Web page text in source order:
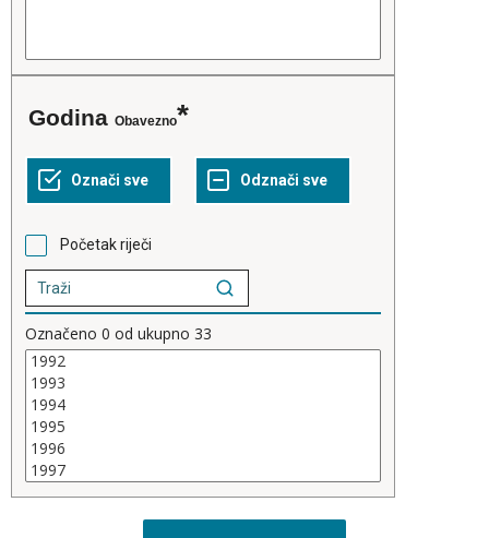
Godina Obavezno
Početak riječi
Označeno 0 od ukupno 33